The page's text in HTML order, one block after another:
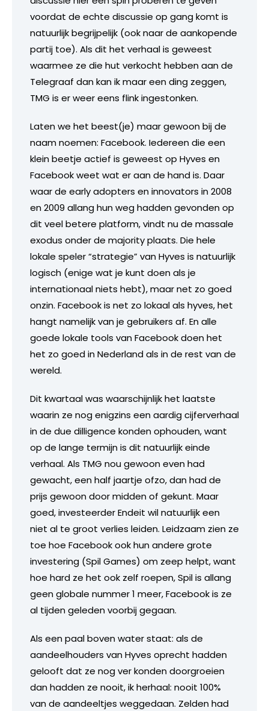
voordat de echte discussie op gang komt is
natuurlijk begrijpelijk (ook naar de aankopende
partij toe). Als dit het verhaal is geweest
waarmee ze die hut verkocht hebben aan de
Telegraaf dan kan ik maar een ding zeggen,
TMG is er weer eens flink ingestonken.
Laten we het beest(je) maar gewoon bij de
naam noemen: Facebook. Iedereen die een
klein beetje actief is geweest op Hyves en
Facebook weet wat er aan de hand is. Daar
waar de early adopters en innovators in 2008
en 2009 allang hun weg hadden gevonden op
dit veel betere platform, vindt nu de massale
exodus onder de majority plaats. Die hele
lokale speler “strategie” van Hyves is natuurlijk
logisch (enige wat je kunt doen als je
internationaal niets hebt), maar net zo goed
onzin. Facebook is net zo lokaal als hyves, het
hangt namelijk van je gebruikers af. En alle
goede lokale tools van Facebook doen het
het zo goed in Nederland als in de rest van de
wereld.
Dit kwartaal was waarschijnlijk het laatste
waarin ze nog enigzins een aardig cijferverhaal
in de due dilligence konden ophouden, want
op de lange termijn is dit natuurlijk einde
verhaal. Als TMG nou gewoon even had
gewacht, een half jaartje ofzo, dan had de
prijs gewoon door midden of gekunt. Maar
goed, investeerder Endeit wil natuurlijk een
niet al te groot verlies leiden. Leidzaam zien ze
toe hoe Facebook ook hun andere grote
investering (Spil Games) om zeep helpt, want
hoe hard ze het ook zelf roepen, Spil is allang
geen globale nummer 1 meer, Facebook is ze
al tijden geleden voorbij gegaan.
Als een paal boven water staat: als de
aandeelhouders van Hyves oprecht hadden
gelooft dat ze nog ver konden doorgroeien
dan hadden ze nooit, ik herhaal: nooit 100%
van de aandeeltjes weggedaan. Zelden had